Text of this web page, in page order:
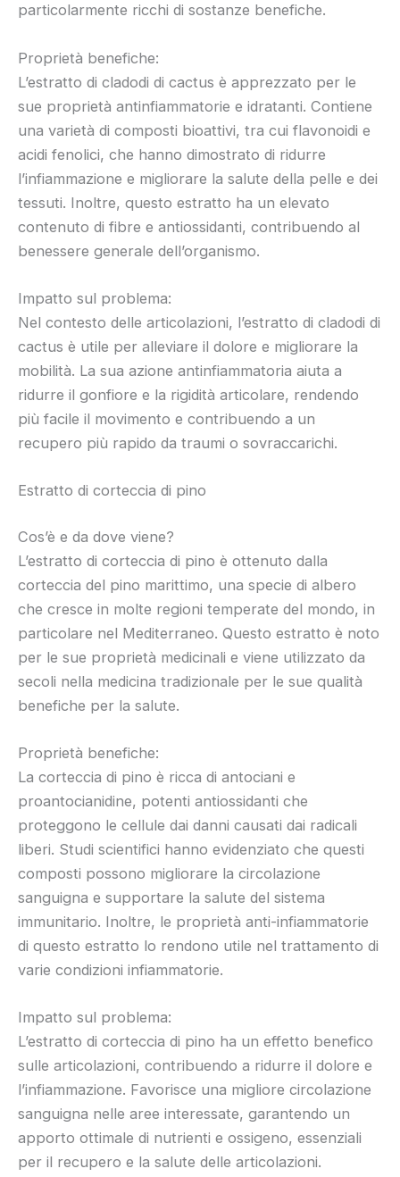
particolarmente ricchi di sostanze benefiche.
Proprietà benefiche:
L’estratto di cladodi di cactus è apprezzato per le
sue proprietà antinfiammatorie e idratanti. Contiene
una varietà di composti bioattivi, tra cui flavonoidi e
acidi fenolici, che hanno dimostrato di ridurre
l’infiammazione e migliorare la salute della pelle e dei
tessuti. Inoltre, questo estratto ha un elevato
contenuto di fibre e antiossidanti, contribuendo al
benessere generale dell’organismo.
Impatto sul problema:
Nel contesto delle articolazioni, l’estratto di cladodi di
cactus è utile per alleviare il dolore e migliorare la
mobilità. La sua azione antinfiammatoria aiuta a
ridurre il gonfiore e la rigidità articolare, rendendo
più facile il movimento e contribuendo a un
recupero più rapido da traumi o sovraccarichi.
Estratto di corteccia di pino
Cos’è e da dove viene?
L’estratto di corteccia di pino è ottenuto dalla
corteccia del pino marittimo, una specie di albero
che cresce in molte regioni temperate del mondo, in
particolare nel Mediterraneo. Questo estratto è noto
per le sue proprietà medicinali e viene utilizzato da
secoli nella medicina tradizionale per le sue qualità
benefiche per la salute.
Proprietà benefiche:
La corteccia di pino è ricca di antociani e
proantocianidine, potenti antiossidanti che
proteggono le cellule dai danni causati dai radicali
liberi. Studi scientifici hanno evidenziato che questi
composti possono migliorare la circolazione
sanguigna e supportare la salute del sistema
immunitario. Inoltre, le proprietà anti-infiammatorie
di questo estratto lo rendono utile nel trattamento di
varie condizioni infiammatorie.
Impatto sul problema:
L’estratto di corteccia di pino ha un effetto benefico
sulle articolazioni, contribuendo a ridurre il dolore e
l’infiammazione. Favorisce una migliore circolazione
sanguigna nelle aree interessate, garantendo un
apporto ottimale di nutrienti e ossigeno, essenziali
per il recupero e la salute delle articolazioni.